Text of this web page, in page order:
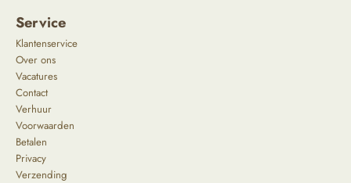
Service
Klantenservice
Over ons
Vacatures
Contact
Verhuur
Voorwaarden
Betalen
Privacy
Verzending